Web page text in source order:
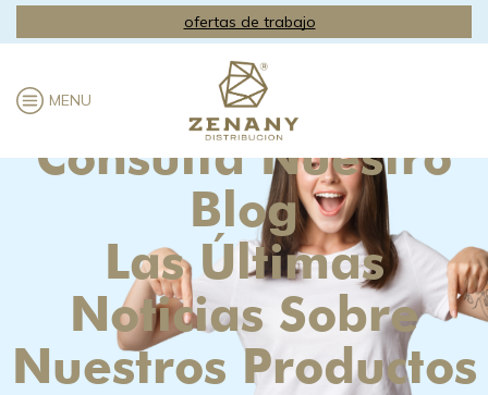
ofertas de trabajo
MENU
Consulta Nuestro
Blog
Las Últimas
Noticias Sobre
Nuestros Productos